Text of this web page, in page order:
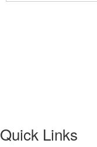
Quick Links